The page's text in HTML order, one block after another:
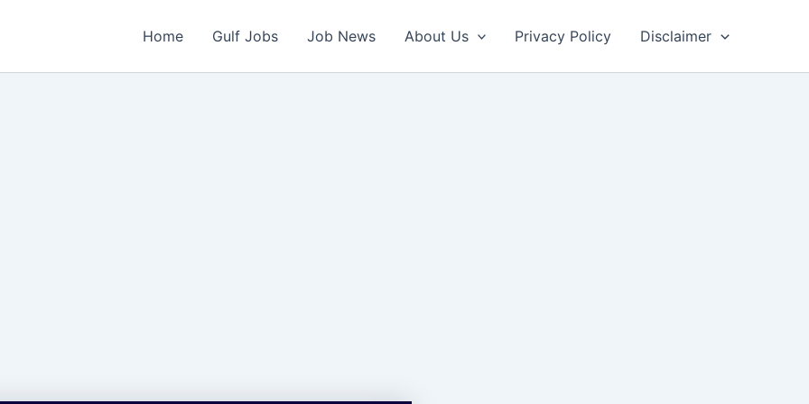
Home Gulf Jobs Job News About Us Privacy Policy Disclaimer